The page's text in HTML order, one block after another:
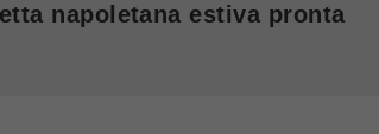
napoletana estiva pronta